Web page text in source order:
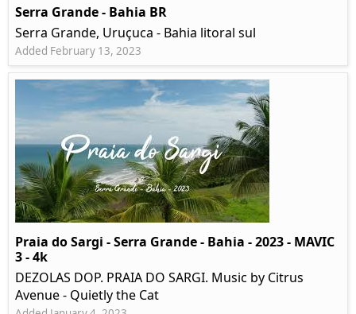
Serra Grande - Bahia BR
Serra Grande, Uruçuca - Bahia litoral sul
Added February 13, 2023
Praia do Sargi - Serra Grande - Bahia - 2023 - MAVIC
3 - 4k
DEZOLAS DOP. PRAIA DO SARGI. Music by Citrus
Avenue - Quietly the Cat